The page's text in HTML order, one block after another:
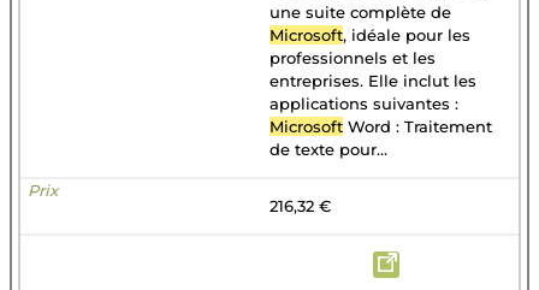
une suite complète de
Microsoft, idéale pour les
professionnels et les
entreprises. Elle inclut les
applications suivantes :
Microsoft Word : Traitement
de texte pour...
216,32 €